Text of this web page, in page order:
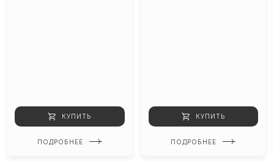
КУПИТЬ
ПОДРОБНЕЕ
КУПИТЬ
ПОДРОБНЕЕ